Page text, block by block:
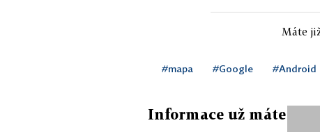
Máte
#mapa #Google #Android
Informace už máte